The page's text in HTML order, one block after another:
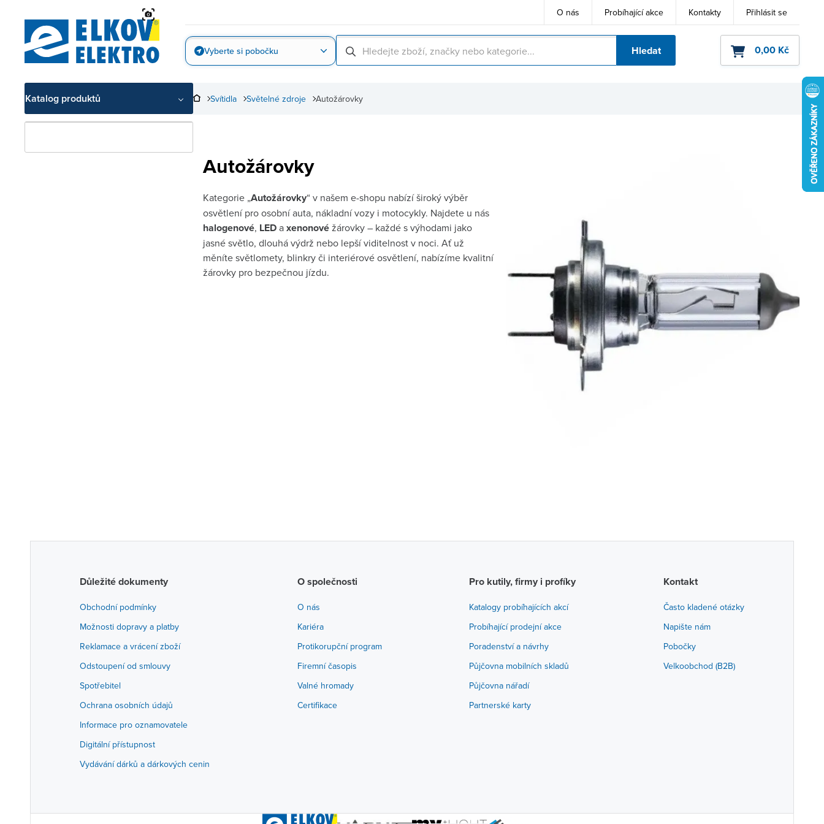
O nás Probíhající akce Kontakty Přihlásit se
Vyberte si pobočku Hledat 0,00 Kč
Katalog produktů Autožárovky
Světelné zdroje
Svítidla
Autožárovky
Kategorie „Autožárovky“ v našem e-shopu nabízí široký výběr
osvětlení pro osobní auta, nákladní vozy i motocykly. Najdete u nás
halogenové, LEDaxenonovéžárovky – každé s výhodami jako
jasné světlo, dlouhá výdrž nebo lepší viditelnost v noci. Ať už
měníte světlomety, blinkry či interiérové osvětlení, nabízíme kvalitní
žárovky pro bezpečnou jízdu.
Důležité dokumenty
Obchodní podmínky
Možnosti dopravy a platby
Reklamace a vrácení zboží
Odstoupení od smlouvy
Spotřebitel
Ochrana osobních údajů
Informace pro oznamovatele
Digitální přístupnost
Vydávání dárků a dárkových cenin
O společnosti
O nás
Kariéra
Protikorupční program
Firemní časopis
Valné hromady
Certifikace
Pro kutily, firmy i profíky
Katalogy probíhajících akcí
Probíhající prodejní akce
Poradenství a návrhy
Půjčovna mobilních skladů
Půjčovna nářadí
Partnerské karty
Kontakt
Často kladené otázky
Napište nám
Pobočky
Velkoobchod (B2B)